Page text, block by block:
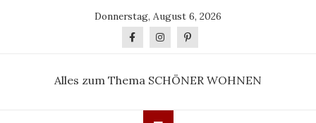
Donnerstag, August 6, 2026
Alles zum Thema SCHÖNER WOHNEN